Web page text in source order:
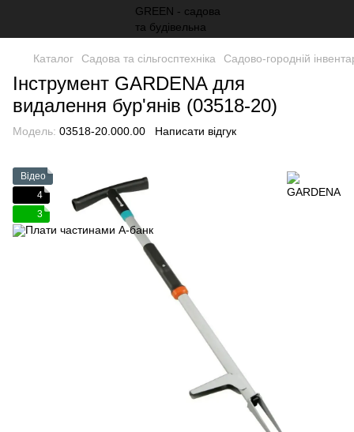
Каталог Садова та сільгосптехніка Садово-городній
Інструмент GARDENA для
видалення бур'янів (03518-20)
Модель: 03518-20.000.00 Написати відгук
Відео
4
3